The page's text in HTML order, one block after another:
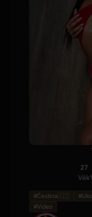
27
Věk
#Čestina🇨🇿
#Video